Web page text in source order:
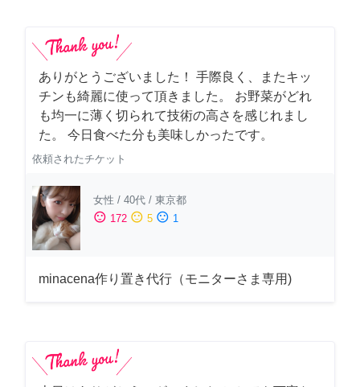
ありがとうございました！ 手際良く、またキッ
チンも綺麗に使って頂きました。 お野菜がどれ
も均一に薄く切られて技術の高さを感じれまし
た。 今日食べた分も美味しかったです。
依頼されたチケット
女性 / 40代 / 東京都
sentiment_satisfied 172 sentiment_neutral 5 sentiment_dissatisfied 1
minacena作り置き代行（モニターさま専用)